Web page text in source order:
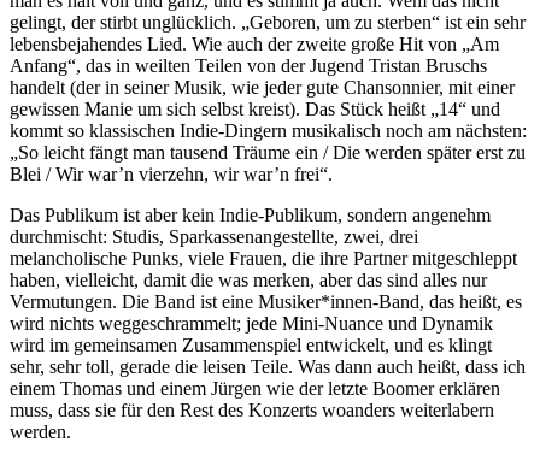
gelingt, der stirbt unglücklich. „Geboren, um zu sterben“ ist ein sehr
lebensbejahendes Lied. Wie auch der zweite große Hit von „Am
Anfang“, das in weilten Teilen von der Jugend Tristan Bruschs
handelt (der in seiner Musik, wie jeder gute Chansonnier, mit einer
gewissen Manie um sich selbst kreist). Das Stück heißt „14“ und
kommt so klassischen Indie-Dingern musikalisch noch am nächsten:
„So leicht fängt man tausend Träume ein / Die werden später erst zu
Blei / Wir war’n vierzehn, wir war’n frei“.
Das Publikum ist aber kein Indie-Publikum, sondern angenehm
durchmischt: Studis, Sparkassenangestellte, zwei, drei
melancholische Punks, viele Frauen, die ihre Partner mitgeschleppt
haben, vielleicht, damit die was merken, aber das sind alles nur
Vermutungen. Die Band ist eine Musiker*innen-Band, das heißt, es
wird nichts weggeschrammelt; jede Mini-Nuance und Dynamik
wird im gemeinsamen Zusammenspiel entwickelt, und es klingt
sehr, sehr toll, gerade die leisen Teile. Was dann auch heißt, dass ich
einem Thomas und einem Jürgen wie der letzte Boomer erklären
muss, dass sie für den Rest des Konzerts woanders weiterlabern
werden.